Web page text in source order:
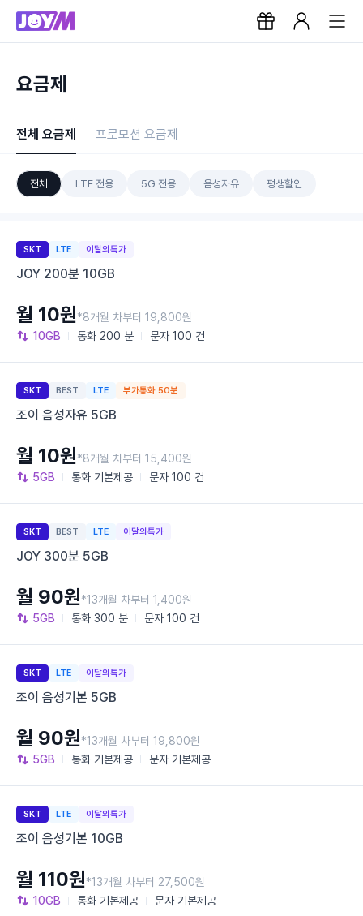
요금제
전체 요금제 프로모션 요금제
전체 LTE 전용 5G 전용 음성자유 평생할인
SKT LTE 이달의특가
JOY 200분 10GB
10GB 통화 200 분 문자 100 건
월 10원*8개월 차부터 19,800원
SKT BEST LTE 부가통화 50분
조이 음성자유 5GB
5GB 통화 기본제공 문자 100 건
월 10원*8개월 차부터 15,400원
SKT BEST LTE 이달의특가
JOY 300분 5GB
5GB 통화 300 분 문자 100 건
월 90원*13개월 차부터 1,400원
SKT LTE 이달의특가
조이 음성기본 5GB
5GB 통화 기본제공 문자 기본제공
월 90원*13개월 차부터 19,800원
SKT LTE 이달의특가
조이 음성기본 10GB
10GB 통화 기본제공 문자 기본제공
월 110원*13개월 차부터 27,500원